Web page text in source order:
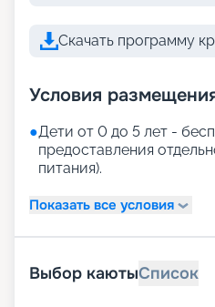
Скачать программу
Условия
●Дети от 0 до 5 лет -
предоставления
питания).
Показать все условия
Выбор каютыСписок